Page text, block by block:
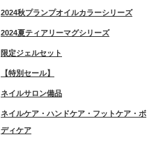
2024秋プランプオイルカラーシリーズ
2024夏ティアリーマグシリーズ
限定ジェルセット
【特別セール】
ネイルサロン備品
ネイルケア・ハンドケア・フットケア・ボ
ディケア